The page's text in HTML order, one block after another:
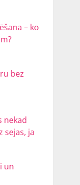
– ko
bez
nekad
sejas, ja
un